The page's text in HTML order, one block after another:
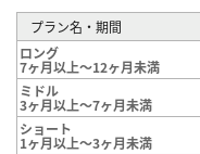
プラン名・期間
ロング
7ヶ月以上～12ヶ月未満
ミドル
3ヶ月以上～7ヶ月未満
ショート
1ヶ月以上～3ヶ月未満